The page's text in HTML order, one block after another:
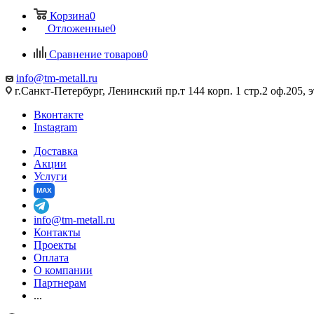
Корзина0
Отложенные0
Сравнение товаров0
info@tm-metall.ru
г.Санкт-Петербург, Ленинский пр.т 144 корп. 1 стр.2 оф.205,
Вконтакте
Instagram
Доставка
Акции
Услуги
MAX
info@tm-metall.ru
Контакты
Проекты
Оплата
О компании
Партнерам
...